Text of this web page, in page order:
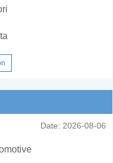
Date: 2026-08-06